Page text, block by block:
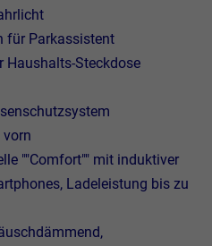
für Parkassistent
Haushalts-Steckdose
vorn
""Comfort"" mit induktiver
Ladeleistung bis zu